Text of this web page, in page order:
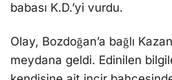
babası K.D.’yi vurdu.
Olay, Bozdoğan’a bağlı
meydana geldi. Edinilen